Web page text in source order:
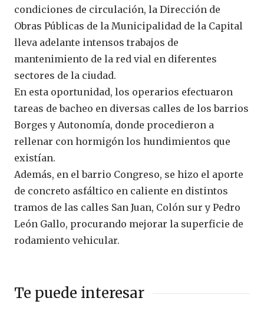
condiciones de circulación, la Dirección de
Obras Públicas de la Municipalidad de la Capital
lleva adelante intensos trabajos de
mantenimiento de la red vial en diferentes
sectores de la ciudad.
En esta oportunidad, los operarios efectuaron
tareas de bacheo en diversas calles de los barrios
Borges y Autonomía, donde procedieron a
rellenar con hormigón los hundimientos que
existían.
Además, en el barrio Congreso, se hizo el aporte
de concreto asfáltico en caliente en distintos
tramos de las calles San Juan, Colón sur y Pedro
León Gallo, procurando mejorar la superficie de
rodamiento vehicular.
Te puede interesar